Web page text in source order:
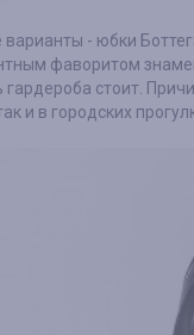
- юбки
фаворитом
стоит.
и в городских